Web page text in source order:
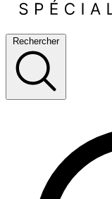
Rechercher